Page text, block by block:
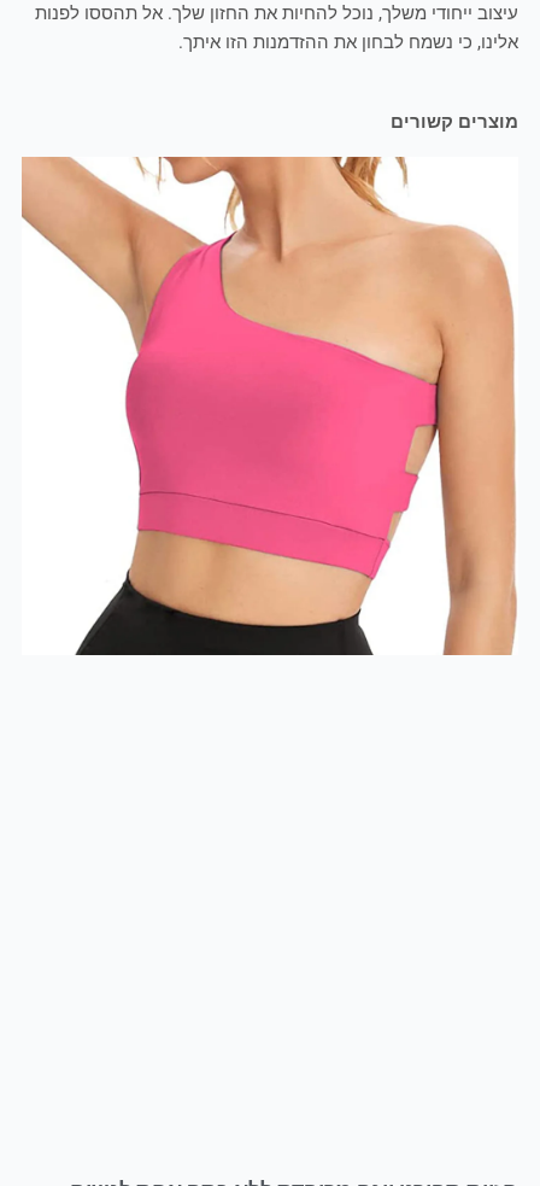
עיצוב ייחודי משלך, נוכל להחיות את החזון שלך. אל תהססו לפנות
אלינו, כי נשמח לבחון את ההזדמנות הזו איתך.
מוצרים קשורים